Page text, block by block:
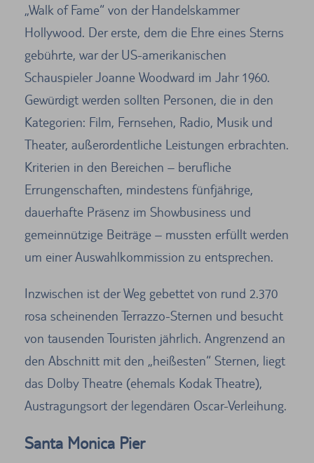
„Walk of Fame“ von der Handelskammer
Hollywood. Der erste, dem die Ehre eines Sterns
gebührte, war der US-amerikanischen
Schauspieler Joanne Woodward im Jahr 1960.
Gewürdigt werden sollten Personen, die in den
Kategorien: Film, Fernsehen, Radio, Musik und
Theater, außerordentliche Leistungen erbrachten.
Kriterien in den Bereichen – berufliche
Errungenschaften, mindestens fünfjährige,
dauerhafte Präsenz im Showbusiness und
gemeinnützige Beiträge – mussten erfüllt werden
um einer Auswahlkommission zu entsprechen.
Inzwischen ist der Weg gebettet von rund 2.370
rosa scheinenden Terrazzo-Sternen und besucht
von tausenden Touristen jährlich. Angrenzend an
den Abschnitt mit den „heißesten“ Sternen, liegt
das Dolby Theatre (ehemals Kodak Theatre),
Austragungsort der legendären Oscar-Verleihung.
Santa Monica Pier